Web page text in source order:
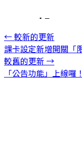
←較新的更新
課卡設定新增開關「
較舊的更新 →
「公告功能」上線囉！